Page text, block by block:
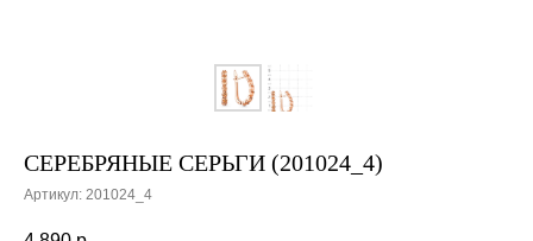
СЕРЕБРЯНЫЕ СЕРЬГИ (201024_4)
Артикул: 201024_4